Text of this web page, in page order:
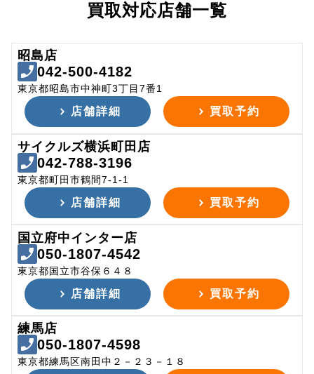
買取対応店舗一覧
昭島店
042-500-4182
東京都昭島市中神町3丁目7番1
店舗詳細 買取予約
サイクルズ横浜町田店
042-788-3196
東京都町田市鶴間7-1-1
店舗詳細 買取予約
国立府中インター店
050-1807-4542
東京都国立市谷保６４８
店舗詳細 買取予約
練馬店
050-1807-4598
東京都練馬区南田中２－２３－１８